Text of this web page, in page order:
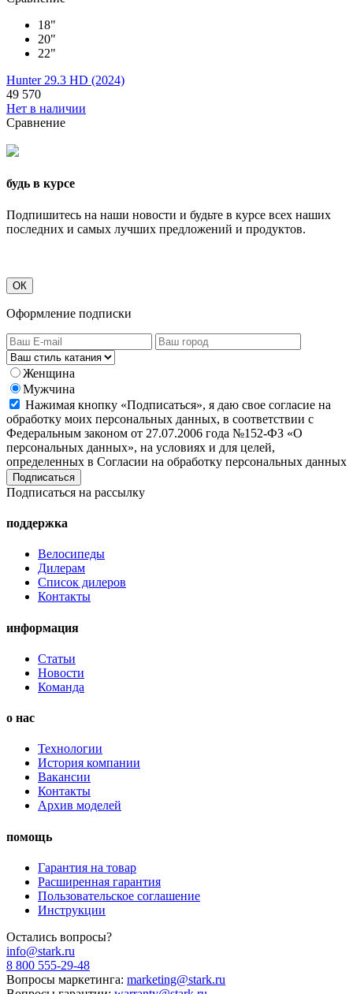
18"
20"
22"
Hunter 29.3 HD (2024)
49 570
Нет в наличии
Сравнение
будь в курсе
Подпишитесь на наши новости и будьте в курсе всех наших
последних и самых лучших предложений и продуктов.
ОК
Оформление подписки
Женщина
Мужчина
Нажимая кнопку «Подписаться», я даю свое согласие на
обработку моих персональных данных, в соответствии с
Федеральным законом от 27.07.2006 года №152-ФЗ «О
персональных данных», на условиях и для целей,
определенных в Согласии на обработку персональных данных
Подписаться на рассылку
поддержка
Велосипеды
Дилерам
Список дилеров
Контакты
информация
Статьи
Новости
Команда
о нас
Технологии
История компании
Вакансии
Контакты
Архив моделей
помощь
Гарантия на товар
Расширенная гарантия
Пользовательское соглашение
Инструкции
Остались вопросы?
info@stark.ru
8 800 555-29-48
Вопросы маркетинга: marketing@stark.ru